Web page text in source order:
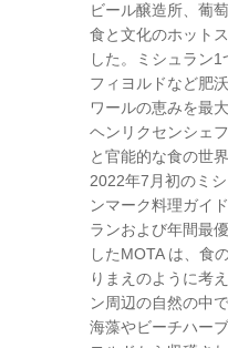
ビール醸造所、葡
食と文化のホット
した。ミシュラン
フィヨルドなど肥
ワールの恵みを最
ヘンリクセンシェ
と官能的な食の世
2022年7月初のミ
ンマーク料理ガイ
ランおよび年間最
したMOTA は、食
りまえのように考
ン周辺の自然の中
海藻やビーチハー